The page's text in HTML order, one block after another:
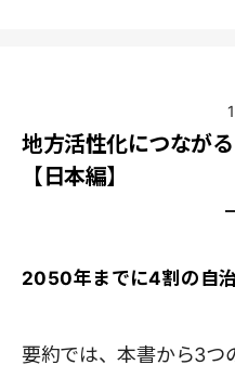
1
地方活性化につなが
【日本編】
2050年までに4割の自
要約では、本書から3つ